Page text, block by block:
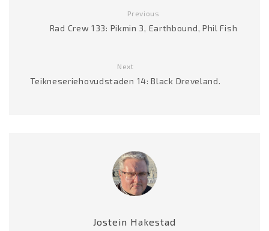
Previous
Rad Crew 133: Pikmin 3, Earthbound, Phil Fish
Next
Teikneseriehovudstaden 14: Black Dreveland.
Jostein Hakestad